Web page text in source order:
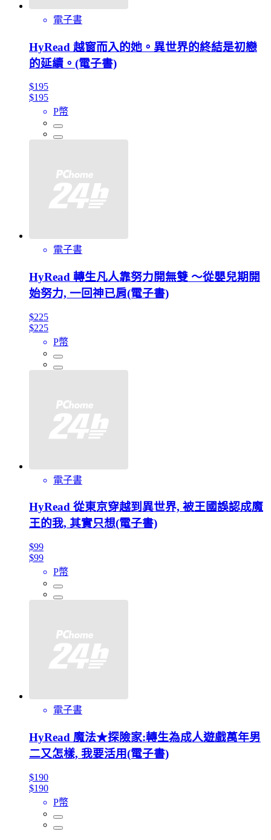
電子書
HyRead 越窗而入的她。異世界的終結是初戀
的延續。(電子書)
$195
$195
P幣
電子書
HyRead 轉生凡人靠努力開無雙 ～從嬰兒期開
始努力, 一回神已肩(電子書)
$225
$225
P幣
電子書
HyRead 從東京穿越到異世界, 被王國誤認成魔
王的我, 其實只想(電子書)
$99
$99
P幣
電子書
HyRead 魔法★探險家:轉生為成人遊戲萬年男
二又怎樣, 我要活用(電子書)
$190
$190
P幣